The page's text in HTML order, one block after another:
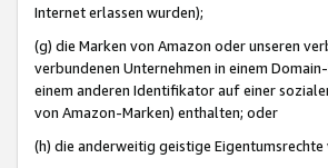
Internet erlassen wurden);
(g) die Marken von Amazon oder unseren
verbundenen Unternehmen in einem
einem anderen Identifikator auf einer
von Amazon-Marken) enthalten; oder
(h) die anderweitig geistige Eigentumsrechte